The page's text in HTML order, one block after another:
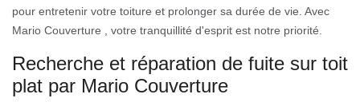
pour entretenir votre toiture et prolonger sa durée de vie. Avec
Mario Couverture , votre tranquillité d'esprit est notre priorité.
Recherche et réparation de fuite sur toit
plat par Mario Couverture